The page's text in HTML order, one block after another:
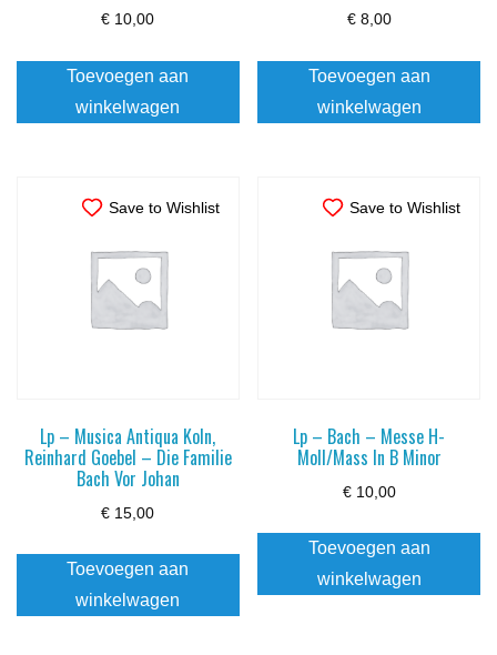
€ 10,00
Toevoegen aan
winkelwagen
€8,00
Toevoegen aan
winkelwagen
Save to Wishlist
Lp – Musica Antiqua Koln,
Reinhard Goebel – Die Familie
Bach Vor Johan
€ 15,00
Toevoegen aan
winkelwagen
Save to Wishlist
Lp – Bach – Messe H-
Moll/Mass In B Minor
€10,00
Toevoegen aan
winkelwagen